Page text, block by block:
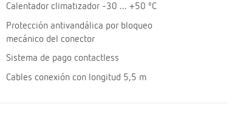
Calentador climatizador -30 ... +50 ºC
Protección antivandálica por bloqueo
mecánico del conector
Sistema de pago contactless
Cables conexión con longitud 5,5 m